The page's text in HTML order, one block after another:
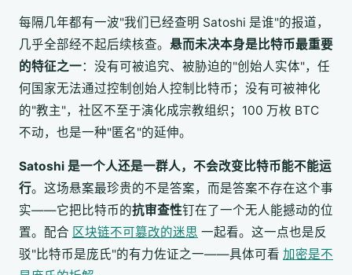
每隔几年都有一波"我们已经查明 Satoshi 是谁"的报道，
几乎全部经不起后续核查。 悬而未决本身是比特币最重要
的特征之一：没有可被追究、被胁迫的"创始人实体"，任
何国家无法通过控制创始人控制比特币；没有可被神化
的"教主"，社区不至于演化成宗教组织；100 万枚 BTC
不动，也是一种"匿名"的延伸。
Satoshi 是一个人还是一群人，不会改变比特币能不能运
行。这场悬案最珍贵的不是答案，而是答案不存在这个事
实——它把比特币的抗审查性钉在了一个无人能撼动的位
置。配合 区块链不可篡改的迷思 一起看。这一点也是反
驳"比特币是庞氏"的有力佐证之一——具体可看 加密是不